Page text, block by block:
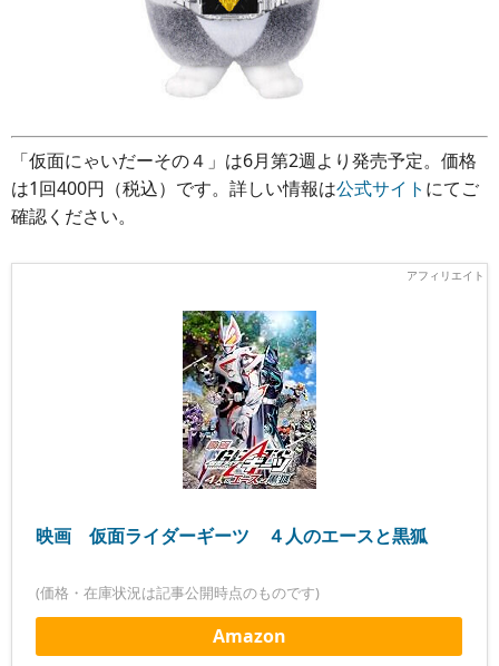
「仮面にゃいだーその４」は6月第2週より発売予定。価格
は1回400円（税込）です。詳しい情報は公式サイト にてご
確認ください。
映画 仮面ライダーギーツ ４人のエースと黒狐
(価格・在庫状況は記事公開時点のものです)
Amazon